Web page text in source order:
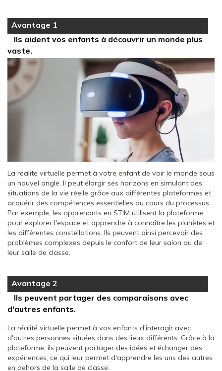
Avantage 1
Ils aident vos enfants à découvrir un monde plus
vaste.
La réalité virtuelle permet à votre enfant de voir le monde sous
un nouvel angle. Il peut élargir ses horizons en simulant des
situations de la vie réelle grâce aux différentes plateformes et
acquérir des compétences essentielles au cours du processus.
Par exemple, les apprenants en STIM utilisent la plateforme
pour explorer l'espace et apprendre à connaître les planètes et
les différentes constellations. Ils peuvent ainsi percevoir des
problèmes complexes depuis le confort de leur salon ou de
leur salle de classe.
Avantage 2
Ils peuvent partager des comparaisons avec
d'autres enfants.
La réalité virtuelle permet à vos enfants d'interagir avec
d'autres personnes situées dans des lieux différents. Grâce à la
plateforme, ils peuvent partager des idées et échanger des
expériences, ce qui leur permet d'apprendre les uns des autres
en dehors de la salle de classe.